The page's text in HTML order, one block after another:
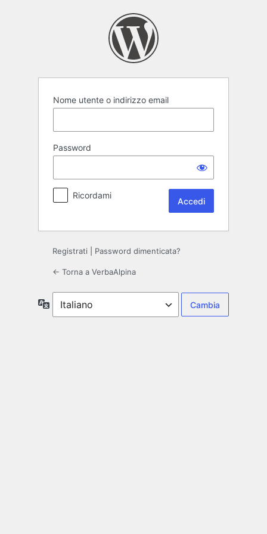
Nome utente o indirizzo email
Password
Ricordami
Registrati Password dimenticata?
← Torna a VerbaAlpina
Lingua